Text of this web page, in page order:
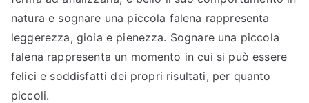
natura e sognare una piccola falena rappresenta
leggerezza, gioia e pienezza. Sognare una piccola
falena rappresenta un momento in cui si può essere
felici e soddisfatti dei propri risultati, per quanto
piccoli.